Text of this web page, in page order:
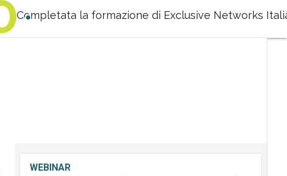
Completata la formazione di Exclusive Networks
WEBINAR